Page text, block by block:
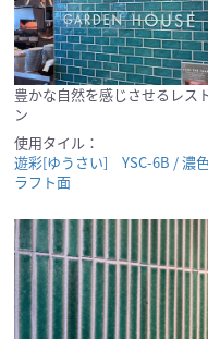
豊かな自然を感じさせるレス
ン
使用タイル：
遊彩[ゆうさい] YSC-6B / 濃
ラフト面